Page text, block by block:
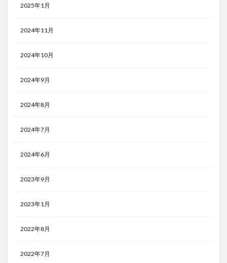
2025年1月
2024年11月
2024年10月
2024年9月
2024年8月
2024年7月
2024年6月
2023年9月
2023年1月
2022年8月
2022年7月